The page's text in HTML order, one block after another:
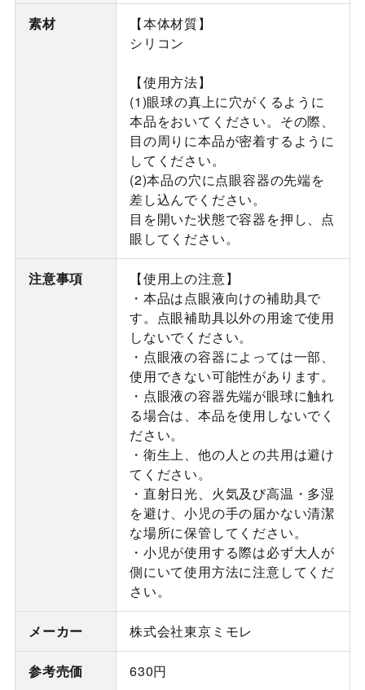
素材
【本体材質】
シリコン
【使用方法】
(1)眼球の真上に穴がくるように
本品をおいてください。その際、
目の周りに本品が密着するように
してください。
(2)本品の穴に点眼容器の先端を
差し込んでください。
目を開いた状態で容器を押し、点
眼してください。
注意事項
【使用上の注意】
・本品は点眼液向けの補助具で
す。点眼補助具以外の用途で使用
しないでください。
・点眼液の容器によっては一部、
使用できない可能性があります。
・点眼液の容器先端が眼球に触れ
る場合は、本品を使用しないでく
ださい。
・衛生上、他の人との共用は避け
てください。
・直射日光、火気及び高温・多湿
を避け、小児の手の届かない清潔
な場所に保管してください。
・小児が使用する際は必ず大人が
側にいて使用方法に注意してくだ
さい。
メーカー 株式会社東京ミモレ
参考売価 630円